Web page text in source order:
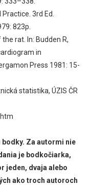
3rd Ed.
823p.
rat. In: Budden R,
in
Press 1981: 15-
statistika, ÚZIS ČR
Za autormi nie
je bodkočiarka,
jeden, dvaja alebo
ako troch autoroch